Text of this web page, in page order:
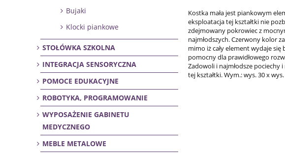
Bujaki
Klocki piankowe
STOŁÓWKA SZKOLNA
INTEGRACJA SENSORYCZNA
POMOCE EDUKACYJNE
ROBOTYKA, PROGRAMOWANIE
WYPOSAŻENIE GABINETU
MEDYCZNEGO
MEBLE METALOWE
Kostka mała jest piankowym
eksploatacja tej kształtki nie
zdejmowany pokrowiec z
najmłodszych. Czerwony kolor
mimo iż cały element wydaje
pomocny dla prawidłowego
Zadowoli i najmłodsze
tej kształtki. Wym.: wys. 30 x wys.